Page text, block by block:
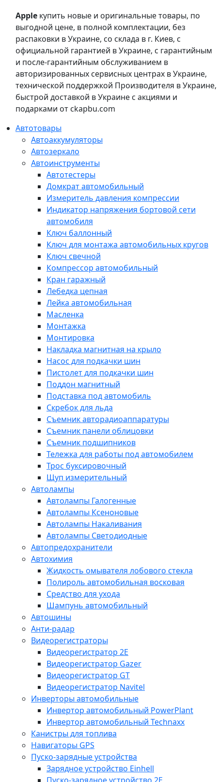
Apple купить новые и оригинальные товары, по
выгодной цене, в полной комплектации, без
распаковки в Украине, со склада в г. Киев, с
официальной гарантией в Украине, с гарантийным
и после-гарантийным обслуживанием в
авторизированных сервисных центрах в Украине,
технической поддержкой Производителя в Украине,
быстрой доставкой в Украине с акциями и
подарками от ckapbu.com
Автотовары
Автоаккумуляторы
Автозеркало
Автоинструменты
Автотестеры
Домкрат автомобильный
Измеритель давления компрессии
Индикатор напряжения бортовой сети
автомобиля
Ключ баллонный
Ключ для монтажа автомобильных кругов
Ключ свечной
Компрессор автомобильный
Кран гаражный
Лебедка цепная
Лейка автомобильная
Масленка
Монтажка
Монтировка
Накладка магнитная на крыло
Насос для подкачки шин
Пистолет для подкачки шин
Поддон магнитный
Подставка под автомобиль
Скребок для льда
Съемник авторадиоаппаратуры
Съемник панели облицовки
Съемник подшипников
Тележка для работы под автомобилем
Трос буксировочный
Щуп измерительный
Автолампы
Автолампы Галогенные
Автолампы Ксеноновые
Автолампы Накаливания
Автолампы Светодиодные
Автопредохранители
Автохимия
Жидкость омывателя лобового стекла
Полироль автомобильная восковая
Средство для ухода
Шампунь автомобильный
Автошины
Анти-радар
Видеорегистраторы
Видеорегистратор 2E
Видеорегистратор Gazer
Видеорегистратор GT
Видеорегистратор Navitel
Инверторы автомобильные
Инвертор автомобильный PowerPlant
Инвертор автомобильный Technaxx
Канистры для топлива
Навигаторы GPS
Пуско-зарядные устройства
Зарядное устройство Einhell